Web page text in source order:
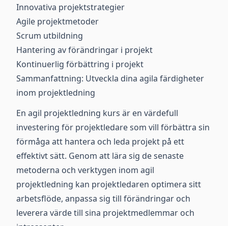
Innovativa projektstrategier
Agile projektmetoder
Scrum utbildning
Hantering av förändringar i projekt
Kontinuerlig förbättring i projekt
Sammanfattning: Utveckla dina agila färdigheter
inom projektledning
En agil projektledning kurs är en värdefull
investering för projektledare som vill förbättra sin
förmåga att hantera och leda projekt på ett
effektivt sätt. Genom att lära sig de senaste
metoderna och verktygen inom agil
projektledning kan projektledaren optimera sitt
arbetsflöde, anpassa sig till förändringar och
leverera värde till sina projektmedlemmar och